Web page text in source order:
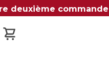
deuxième commande